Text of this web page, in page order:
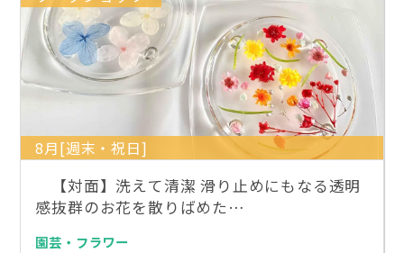
8月[週末・祝日]
【対面】洗えて清潔 滑り止めにもなる透明
感抜群のお花を散りばめた…
園芸・フラワー